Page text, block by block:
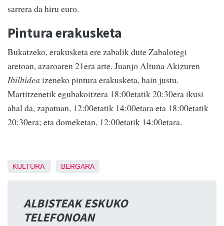
sarrera da hiru euro.
Pintura erakusketa
Bukatzeko, erakusketa ere zabalik dute Zabalotegi
aretoan, azaroaren 21era arte. Juanjo Altuna Akizuren
Ibilbidea izeneko pintura erakusketa, hain justu.
Martitzenetik egubakoitzera 18:00etatik 20:30era ikusi
ahal da, zapatuan, 12:00etatik 14:00etara eta 18:00etatik
20:30era; eta domeketan, 12:00etatik 14:00etara.
KULTURA BERGARA
ALBISTEAK ESKUKO
TELEFONOAN